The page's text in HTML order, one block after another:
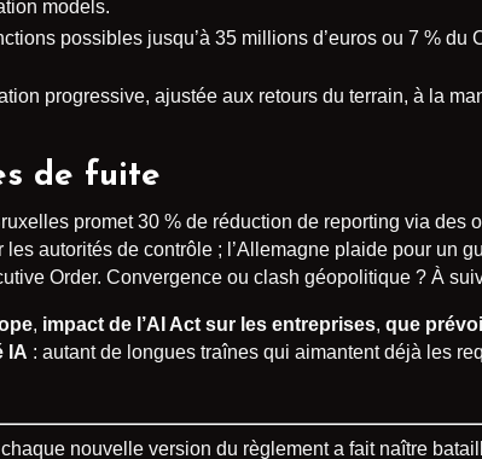
models.
possibles jusqu’à 35 millions d’euros ou 7 % du
progressive, ajustée aux retours du terrain, à la
de fuite
promet 30 % de réduction de reporting via des
autorités de contrôle ; l’Allemagne plaide pour un
Order. Convergence ou clash géopolitique ? À
, impact de l’AI Act sur les entreprises, que
IA : autant de longues traînes qui aimantent déjà les
nouvelle version du règlement a fait naître